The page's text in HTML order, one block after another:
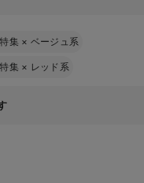
集 × ベージュ系
集 × レッド系